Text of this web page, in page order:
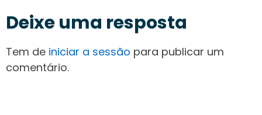
Deixe uma resposta
Tem de iniciar a sessão para publicar um
comentário.